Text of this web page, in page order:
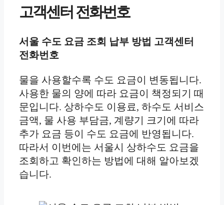
고객센터 전화번호
서울 수도 요금 조회 납부 방법 고객센터
전화번호
물을 사용할수록 수도 요금이 변동됩니다.
사용한 물의 양에 따라 요금이 책정되기 때
문입니다. 상하수도 이용료, 하수도 서비스
금액, 물 사용 부담금, 계량기 크기에 따라
추가 요금 등이 수도 요금에 반영됩니다.
따라서 이번에는 서울시 상하수도 요금을
조회하고 확인하는 방법에 대해 알아보겠
습니다.